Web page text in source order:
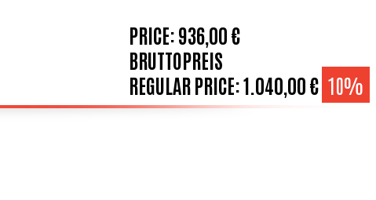
PRICE:936,00 €
BRUTTOPREIS
REGULAR PRICE:1.040,00 € 10%